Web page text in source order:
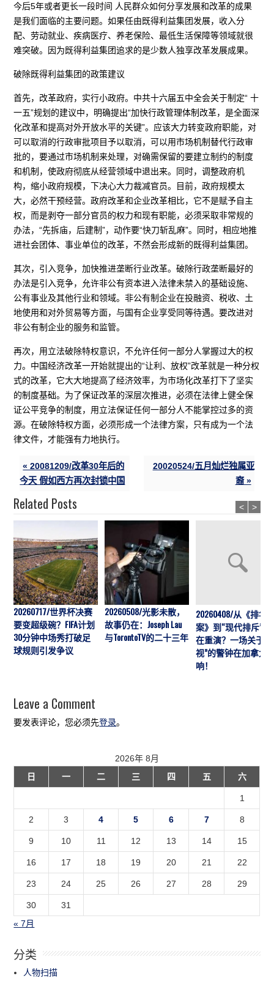
今后5年或者更长一段时间 人民群众如何分享发展和改革的成果
是我们面临的主要问题。如果任由既得利益集团发展，收入分
配、劳动就业、疾病医疗、养老保险、最低生活保障等领域就很
难突破。因为既得利益集团追求的是少数人独享改革发展成果。
破除既得利益集团的政策建议
首先，改革政府，实行小政府。中共十六届五中全会关于制定“ 十
一五”规划的建议中，明确提出“加快行政管理体制改革，是全面深
化改革和提高对外开放水平的关键”。应该大力转变政府职能，对
可以取消的行政审批项目予以取消，可以用市场机制替代行政审
批的，要通过市场机制来处理，对确需保留的要建立制约的制度
和机制，使政府彻底从经营领域中退出来。同时，调整政府机
构，缩小政府规模，下决心大力裁减官员。目前，政府规模太
大，必然干预经营。政府改革和企业改革相比，它不是赋予自主
权，而是剥夺一部分官员的权力和现有职能，必须采取非常规的
办法，“先拆庙，后建制”，动作要“快刀斩乱麻”。同时，相应地推
进社会团体、事业单位的改革，不然会形成新的既得利益集团。
其次，引入竞争，加快推进垄断行业改革。破除行政垄断最好的
办法是引入竞争，允许非公有资本进入法律未禁入的基础设施、
公有事业及其他行业和领域。非公有制企业在投融资、税收、土
地使用和对外贸易等方面，与国有企业享受同等待遇。要改进对
非公有制企业的服务和监管。
再次，用立法破除特权意识，不允许任何一部分人掌握过大的权
力。中国经济改革一开始就提出的“让利、放权”改革就是一种分权
式的改革，它大大地提高了经济效率，为市场化改革打下了坚实
的制度基础。为了保证改革的深层次推进，必须在法律上健全保
证公平竞争的制度，用立法保证任何一部分人不能掌控过多的资
源。在破除特权方面，必须形成一个法律方案，只有成为一个法
律文件，才能强有力地执行。
« 20081209/改革30年后的
今天 假如西方再次封锁中国
20020524/五月灿烂独属亚
裔 »
Related Posts
20260717/世界杯决赛
要变超级碗？FIFA计划
30分钟中场秀打破足
球规则引发争议
20260508/光影未散，
故事仍在：Joseph Lau
与TorontoTV的二十三年
20260408/从《排华
案》到“现代排斥”历
在重演？一场关于“
视”的警钟在加拿大
响！
< >
Leave a Comment
要发表评论，您必须先登录。
2026年 8月
日
一 二 三 四 五 六
1
2 3 4 5 6 7 8
9 10 11 12 13 14 15
16 17 18 19 20 21 22
23 24 25 26 27 28 29
30
31
« 7月
分类
人物扫描